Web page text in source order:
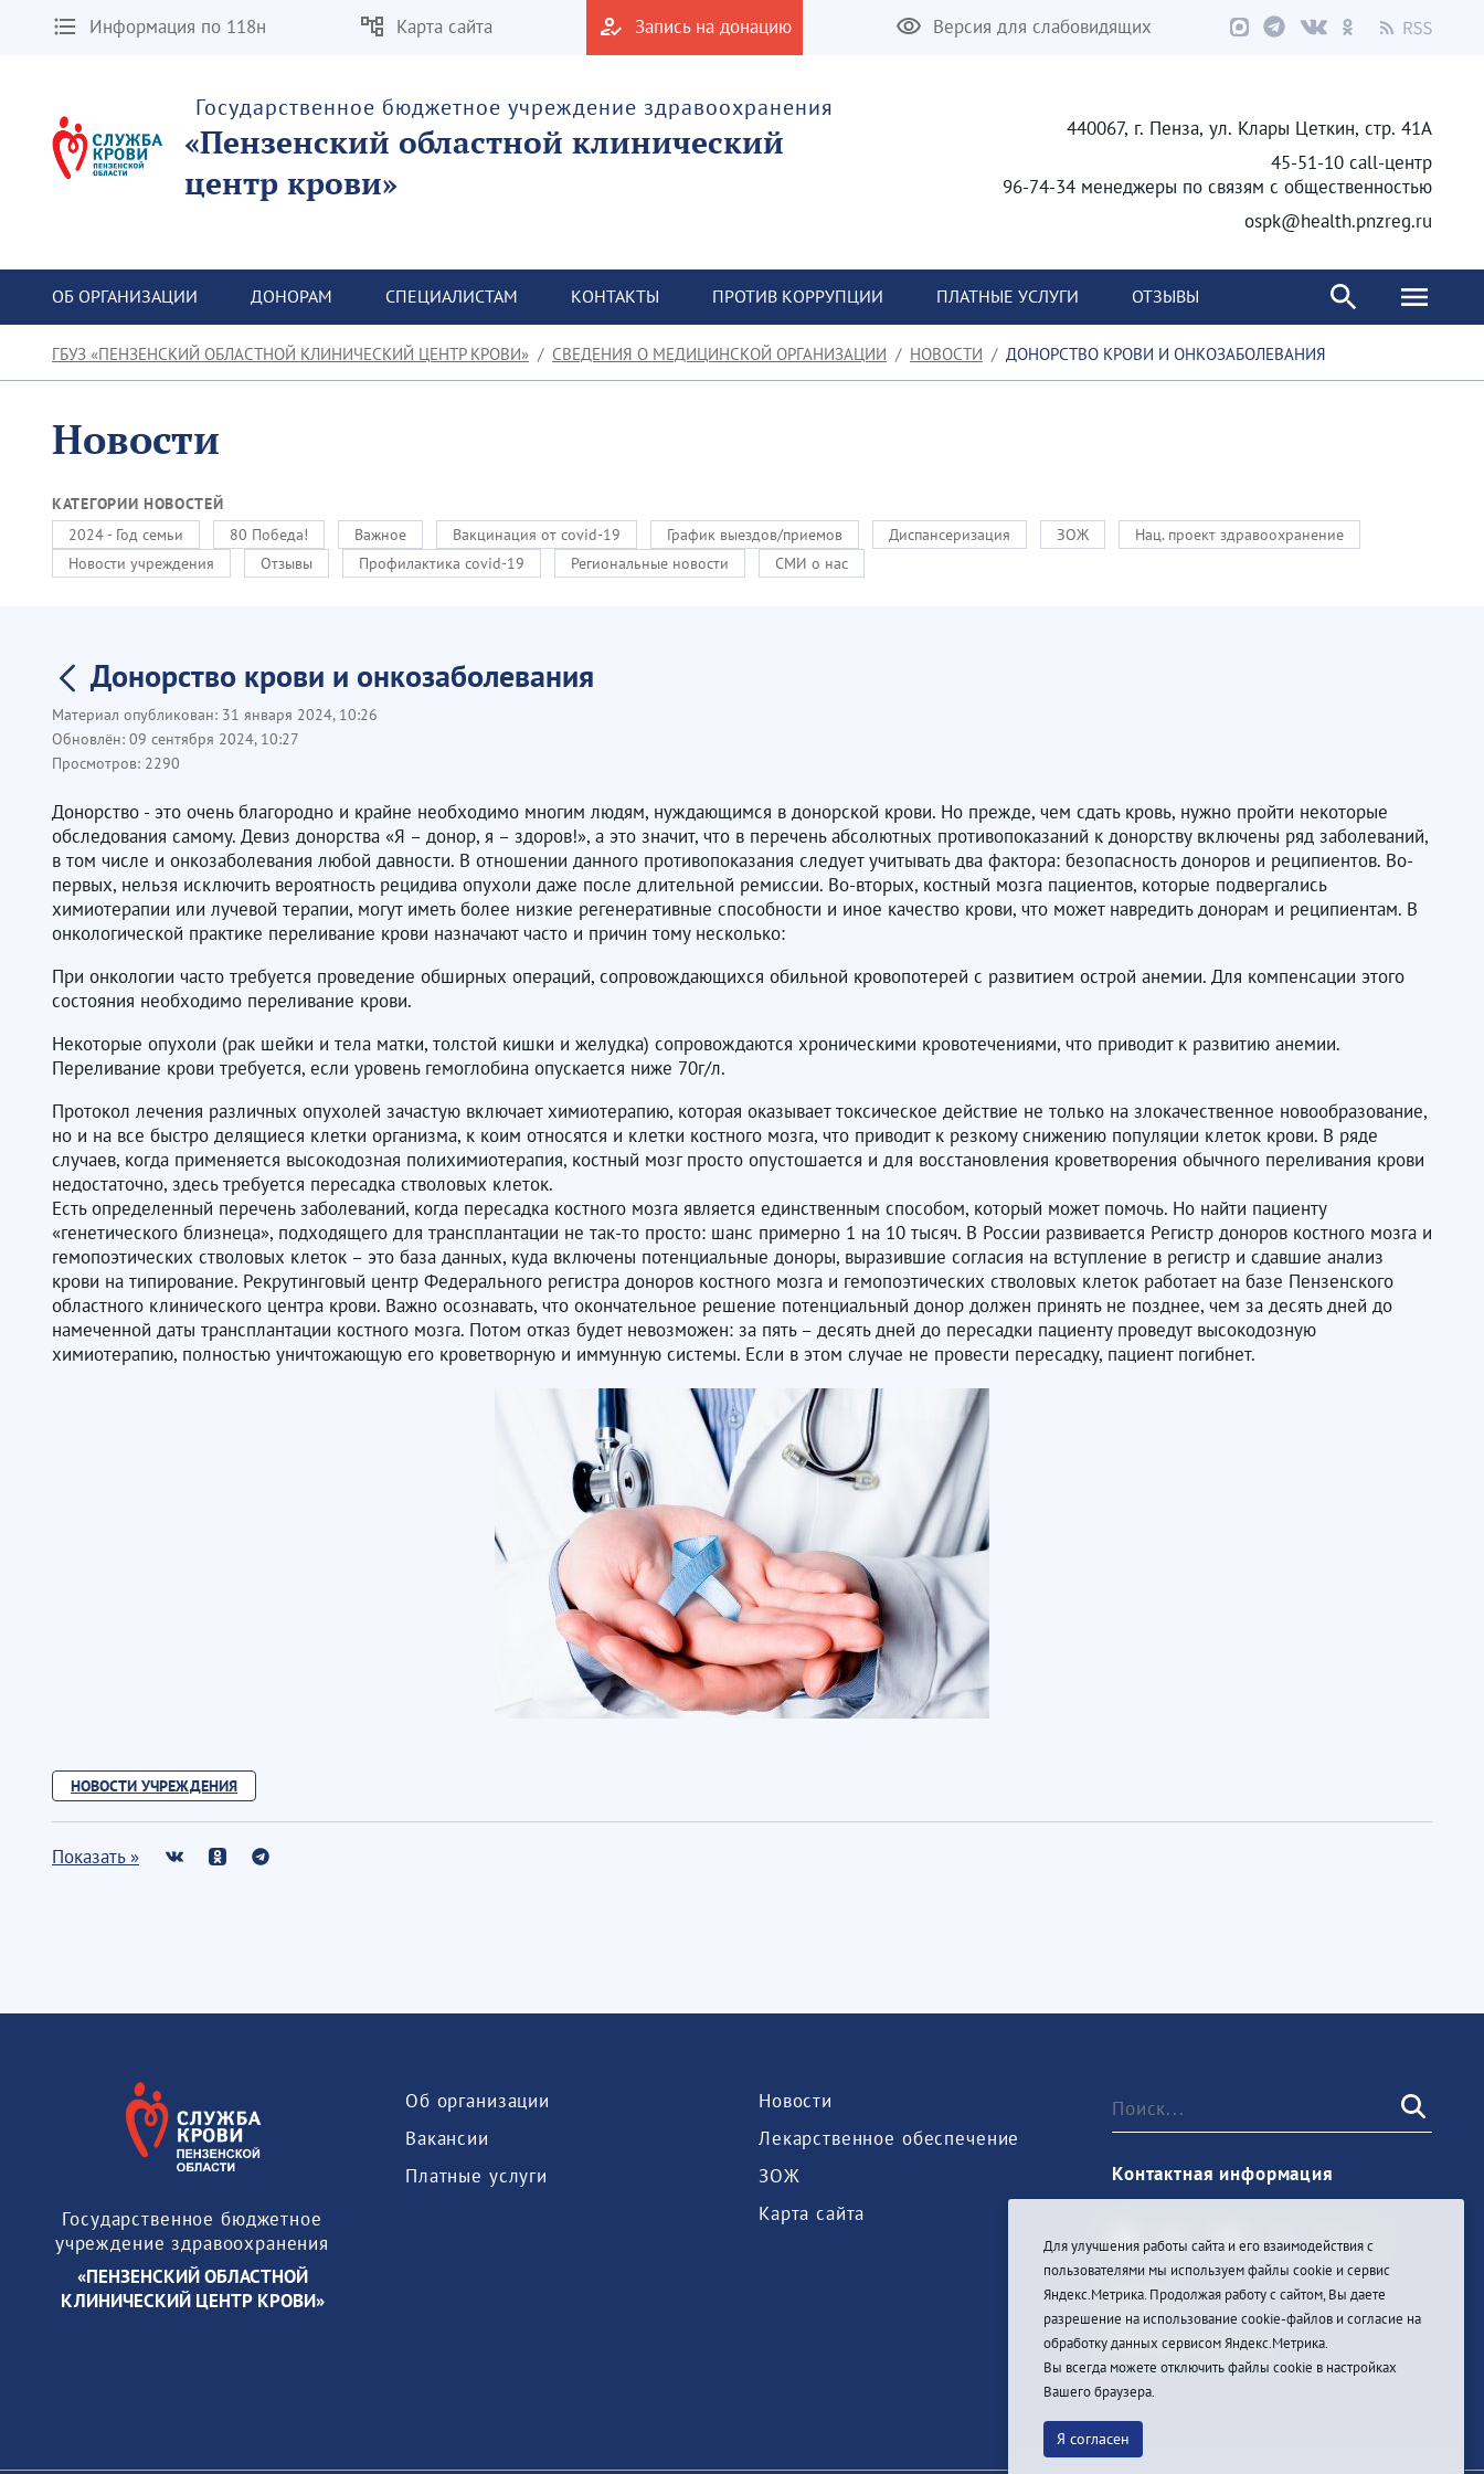
Информация по 118н Карта сайта Запись на донацию Версия для слабовидящих
Государственное бюджетное учреждение здравоохранения
«Пензенский областной клинический
центр крови»
440067, г. Пенза, ул. Клары Цеткин, стр. 41А
45-51-10 call-центр
96-74-34 менеджеры по связям с общественностью
ospk@health.pnzreg.ru
ОБ ОРГАНИЗАЦИИ ДОНОРАМ СПЕЦИАЛИСТАМ КОНТАКТЫ ПРОТИВ КОРРУПЦИИ ПЛАТНЫЕ УСЛУГИ ОТЗЫВЫ
ГБУЗ «ПЕНЗЕНСКИЙ ОБЛАСТНОЙ КЛИНИЧЕСКИЙ ЦЕНТР КРОВИ» СВЕДЕНИЯ О МЕДИЦИНСКОЙ ОРГАНИЗАЦИИ НОВОСТИ ДОНОРСТВО КРОВИ И ОНКОЗАБОЛЕВАНИЯ
Новости
КАТЕГОРИИ НОВОСТЕЙ
2024 - Год семьи
80 Победа! Важное Вакцинация от covid-19 График выездов/приемов Диспансеризация ЗОЖ
Нац. проект здравоохранение
Новости учреждения
Отзывы Профилактика covid-19 Региональные новости СМИ о нас
Донорство крови и онкозаболевания
Материал опубликован: 31 января 2024, 10:26
Обновлён: 09 сентября 2024, 10:27
Просмотров: 2290
Донорство - это очень благородно и крайне необходимо многим людям, нуждающимся в донорской крови. Но прежде, чем сдать кровь, нужно пройти некоторые
обследования самому. Девиз донорства «Я – донор, я – здоров!», а это значит, что в перечень абсолютных противопоказаний к донорству включены ряд заболеваний,
в том числе и онкозаболевания любой давности. В отношении данного противопоказания следует учитывать два фактора: безопасность доноров и реципиентов. Во-
первых, нельзя исключить вероятность рецидива опухоли даже после длительной ремиссии. Во-вторых, костный мозга пациентов, которые подвергались
химиотерапии или лучевой терапии, могут иметь более низкие регенеративные способности и иное качество крови, что может навредить донорам и реципиентам. В
онкологической практике переливание крови назначают часто и причин тому несколько:
При онкологии часто требуется проведение обширных операций, сопровождающихся обильной кровопотерей с развитием острой анемии. Для компенсации этого
состояния необходимо переливание крови.
Некоторые опухоли (рак шейки и тела матки, толстой кишки и желудка) сопровождаются хроническими кровотечениями, что приводит к развитию анемии.
Переливание крови требуется, если уровень гемоглобина опускается ниже 70г/л.
Протокол лечения различных опухолей зачастую включает химиотерапию, которая оказывает токсическое действие не только на злокачественное новообразование,
но и на все быстро делящиеся клетки организма, к коим относятся и клетки костного мозга, что приводит к резкому снижению популяции клеток крови. В ряде
случаев, когда применяется высокодозная полихимиотерапия, костный мозг просто опустошается и для восстановления кроветворения обычного переливания крови
недостаточно, здесь требуется пересадка стволовых клеток.
Есть определенный перечень заболеваний, когда пересадка костного мозга является единственным способом, который может помочь. Но найти пациенту
«генетического близнеца», подходящего для трансплантации не так-то просто: шанс примерно 1 на 10 тысяч. В России развивается Регистр доноров костного мозга и
гемопоэтических стволовых клеток – это база данных, куда включены потенциальные доноры, выразившие согласия на вступление в регистр и сдавшие анализ
крови на типирование. Рекрутинговый центр Федерального регистра доноров костного мозга и гемопоэтических стволовых клеток работает на базе Пензенского
областного клинического центра крови. Важно осознавать, что окончательное решение потенциальный донор должен принять не позднее, чем за десять дней до
намеченной даты трансплантации костного мозга. Потом отказ будет невозможен: за пять – десять дней до пересадки пациенту проведут высокодозную
химиотерапию, полностью уничтожающую его кроветворную и иммунную системы. Если в этом случае не провести пересадку, пациент погибнет.
НОВОСТИ УЧРЕЖДЕНИЯ
Показать »
Государственное бюджетное
учреждение здравоохранения
«ПЕНЗЕНСКИЙ ОБЛАСТНОЙ
КЛИНИЧЕСКИЙ ЦЕНТР КРОВИ»
Об организации
Вакансии
Платные услуги
Новости
Лекарственное обеспечение
ЗОЖ
Карта сайта
Контактная информация
Войти
Для улучшения работы сайта и его взаимодействия с
пользователями мы используем файлы cookie и сервис
Яндекс.Метрика. Продолжая работу с сайтом, Вы даете
разрешение на использование cookie-файлов и согласие на
обработку данных сервисом Яндекс.Метрика.
Вы всегда можете отключить файлы cookie в настройках
Вашего браузера.
Я согласен